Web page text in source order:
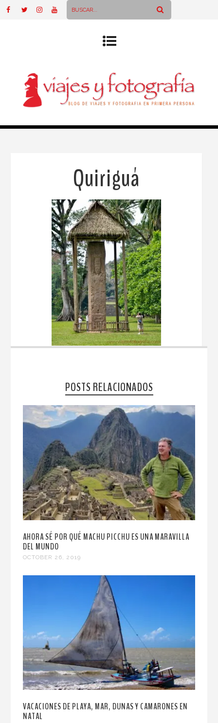
Quiriguá
POSTS RELACIONADOS
AHORA SÉ POR QUÉ MACHU PICCHU ES UNA MARAVILLA
DEL MUNDO
OCTOBER 26, 2019
VACACIONES DE PLAYA, MAR, DUNAS Y CAMARONES EN
NATAL